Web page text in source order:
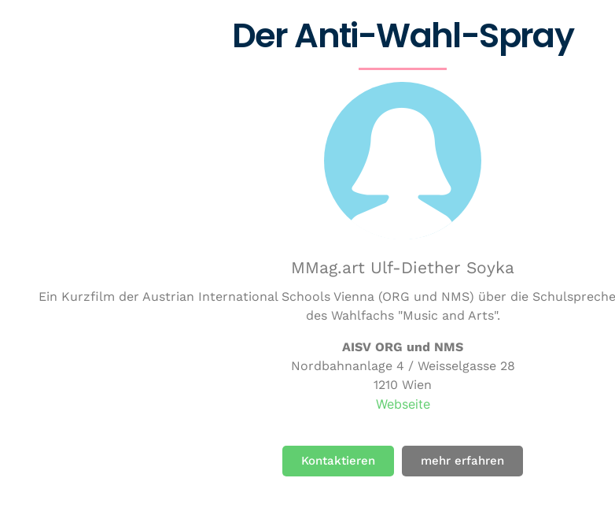
Der Anti-Wahl-Spray
MMag.art Ulf-Diether Soyka
Ein Kurzfilm der Austrian International Schools Vienna (ORG und NMS) über die
des Wahlfachs "Music and Arts".
AISV ORG und NMS
Nordbahnanlage 4 / Weisselgasse 28
1210 Wien
Webseite
Kontaktieren mehr erfahren